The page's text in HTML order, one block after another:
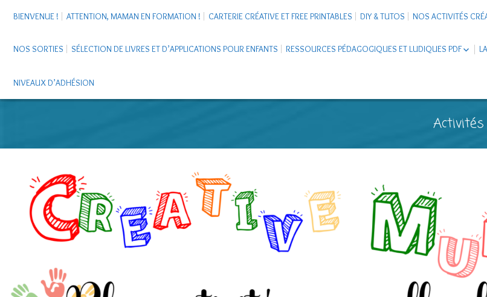
BIENVENUE ! ATTENTION, MAMAN EN FORMATION ! CARTERIE CRÉATIVE ET FREE PRINTABLES DIY & TUTOS NOS ACTIVITÉS
NOS SORTIES SÉLECTION DE LIVRES ET D’APPLICATIONS POUR ENFANTS RESSOURCES PÉDAGOGIQUES ET LUDIQUES PDF
CARNETS DE VOYAGE ENFANTS
NIVEAUX D’ADHÉSION